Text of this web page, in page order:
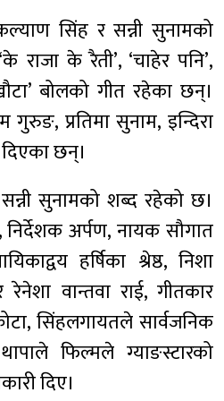
सिंह र सन्नी सुनामको
के रैती’, ‘चाहेर पनि’,
बोलको गीत रहेका छन्।
प्रतिमा सुनाम, इन्दिरा
दिएका छन्।
सुनामको शब्द रहेको छ।
निर्देशक अर्पण, नायक सौगात
हर्षिका श्रेष्ठ, निशा
रेनेशा वान्तवा राई, गीतकार
सिंहलगायतले सार्वजनिक
फिल्मले ग्याङस्टारको
दिए।